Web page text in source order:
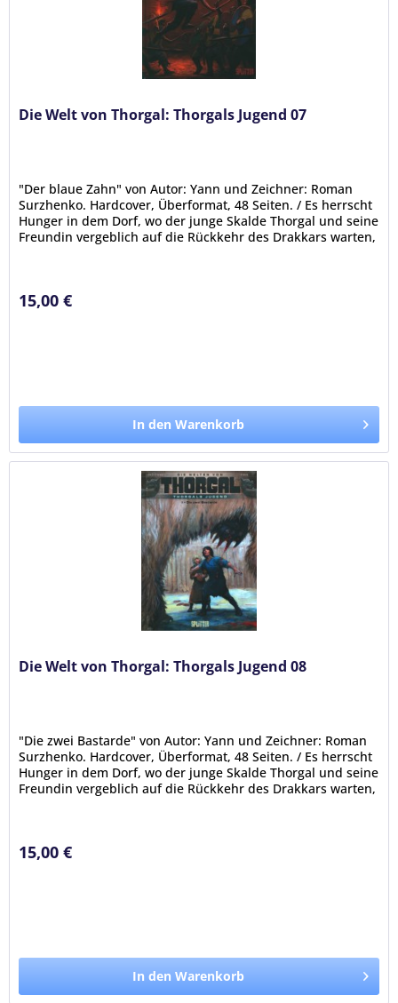
Die Welt von Thorgal: Thorgals Jugend 07
"Der blaue Zahn" von Autor: Yann und Zeichner: Roman
Surzhenko. Hardcover, Überformat, 48 Seiten. / Es herrscht
Hunger in dem Dorf, wo der junge Skalde Thorgal und seine
Freundin vergeblich auf die Rückkehr des Drakkars warten,
15,00 €
In den Warenkorb
Die Welt von Thorgal: Thorgals Jugend 08
"Die zwei Bastarde" von Autor: Yann und Zeichner: Roman
Surzhenko. Hardcover, Überformat, 48 Seiten. / Es herrscht
Hunger in dem Dorf, wo der junge Skalde Thorgal und seine
Freundin vergeblich auf die Rückkehr des Drakkars warten,
15,00 €
In den Warenkorb